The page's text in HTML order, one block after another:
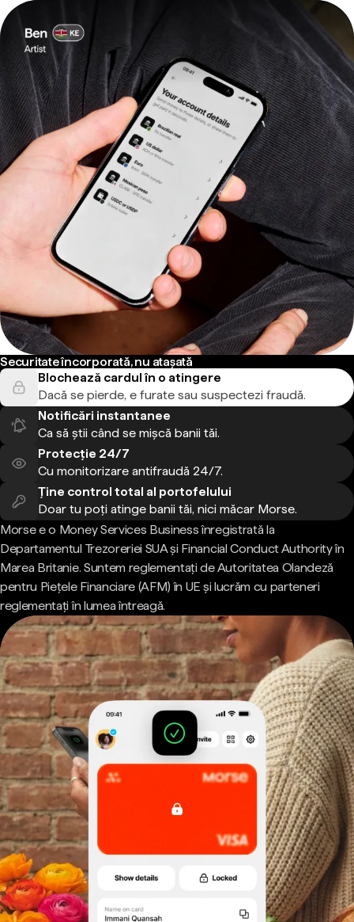
Securitate încorporată, nu atașată
Blochează cardul în o atingere
Dacă se pierde, e furate sau suspectezi fraudă.
Notificări instantanee
Ca să știi când se mișcă banii tăi.
Protecție 24/7
Cu monitorizare antifraudă 24/7.
Ține control total al portofelului
Doar tu poți atinge banii tăi, nici măcar Morse.
Morse e o Money Services Business înregistrată la
Departamentul Trezoreriei SUA și Financial Conduct Authority în
Marea Britanie. Suntem reglementați de Autoritatea Olandeză
pentru Piețele Financiare (AFM) în UE și lucrăm cu parteneri
reglementați în lumea întreagă.